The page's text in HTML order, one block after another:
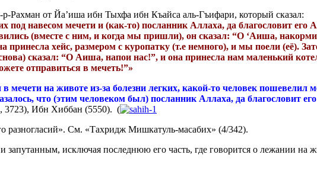
Рахман от Йа’иша ибн Тыхфа ибн Къайса аль-Гъифари, который сказал:
навесом мечети и (как-то) посланник Аллаха, да благословит его
(вместе с ним, и когда мы пришли), он сказал: “О ‘Аиша,
хейс, размером с куропатку (т.е немного), и мы поели (её).
сказал: “О Аиша, напои нас!”, и она принесла нам маленький
отправиться в мечеть!”»
мечети на животе из-за болезни легких, какой-то человек пошевелил
что (этим человеком был) посланник Аллаха, да благословит
3723), Ибн Хиббан (5550). (
разногласий». См. «Тахридж Мишкатуль-масабих» (4/342).
исключая последнюю его часть, где говорится о лежании